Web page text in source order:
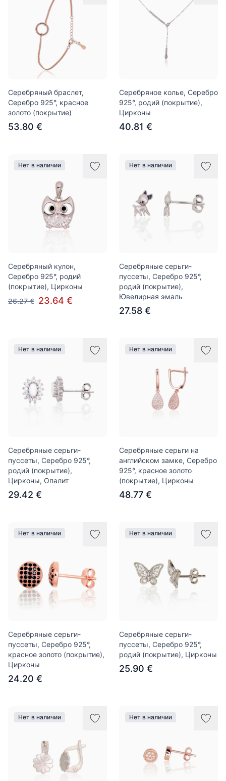
Серебряный браслет,
Серебро 925°, красное
золото (покрытие)
53.80 €
Серебряное колье, Серебро
925°, родий (покрытие),
Цирконы
40.81 €
Нет в наличии
Серебряный кулон,
Серебро 925°, родий
(покрытие), Цирконы
26.27 € 23.64 €
Нет в наличии
Серебряные серьги-
пуссеты, Серебро 925°,
родий (покрытие),
Ювелирная эмаль
27.58 €
Нет в наличии
Серебряные серьги-
пуссеты, Серебро 925°,
родий (покрытие),
Цирконы, Опалит
29.42 €
Нет в наличии
Серебряные серьги на
английском замке, Серебро
925°, красное золото
(покрытие), Цирконы
48.77 €
Нет в наличии
Серебряные серьги-
пуссеты, Серебро 925°,
красное золото (покрытие),
Цирконы
24.20 €
Нет в наличии
Серебряные серьги-
пуссеты, Серебро 925°,
родий (покрытие), Цирконы
25.90 €
Нет в наличии Нет в наличии